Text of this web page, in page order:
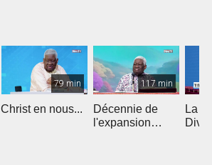
79 min
Christ en nous...
117 min
Décennie de
l'expansion
La